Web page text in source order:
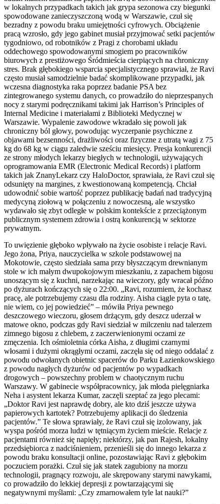
w lokalnych przypadkach takich jak grypa sezonowa czy biegunki
spowodowane zanieczyszczoną wodą w Warszawie, czuł się
bezradny z powodu braku umiejętności cyfrowych. Obciążenie
pracą wzrosło, gdy jego gabinet musiał przyjmować setki pacjentów
tygodniowo, od robotników z Pragi z chorobami układu
oddechowego spowodowanymi smogiem po pracowników
biurowych z prestiżowego Śródmieścia cierpiących na chroniczny
stres. Brak głębokiego wsparcia specjalistycznego sprawiał, że Ravi
często musiał samodzielnie badać skomplikowane przypadki, jak
wczesna diagnostyka raka poprzez badanie PSA bez
zintegrowanego systemu danych, co prowadziło do nieprzespanych
nocy z starymi podręcznikami takimi jak Harrison’s Principles of
Internal Medicine i materiałami z Biblioteki Medycznej w
Warszawie. Wypalenie zawodowe wkradało się powoli jak
chroniczny ból głowy, powodując wyczerpanie psychiczne z
objawami bezsenności, drażliwości oraz fizyczne z utratą wagi z 75
kg do 68 kg w ciągu zaledwie sześciu miesięcy. Presja konkurencji
ze strony młodych lekarzy biegłych w technologii, używających
oprogramowania EMR (Electronic Medical Records) i platform
takich jak ZnanyLekarz czy HaloDoctor, sprawiała, że Ravi czuł się
odsunięty na margines, z kwestionowaną kompetencją. Chciał
udowodnić sobie wartość poprzez publikację badań nad tradycyjną
medycyną ziołową w połączeniu z nowoczesną, ale wszystko
wydawało się zbyt odległe w polskim kontekście z przeciążonym
publicznym systemem zdrowia i ostrą konkurencją w sektorze
prywatnym.
To uwięzienie głęboko wpływało na życie osobiste i relacje Ravi.
Jego żona, Priya, nauczycielka w szkole podstawowej na
Mokotowie, często siedziała sama przy błyszczącym drewnianym
stole w ich małym dwupokojowym mieszkaniu, z zapachem bigosu
unoszącym się z kuchni, narzekając na wieczory, gdy wracał późno
po dyżurach kończących się o 22:00. „Ravi, rozumiem, że kochasz
pracę, ale potrzebujemy czasu dla rodziny. Aisha ciągle pyta o tatę,
nie wiem, co jej powiedzieć” – mówiła Priya pewnego
deszczowego wieczoru, głosem drżącym, gdy deszcz uderzał w
matowe okno, podczas gdy Ravi siedział w milczeniu nad talerzem
zimnego bigosu z chlebem, z zaczerwienionymi oczami ze
zmęczenia. Ich ośmioletnia córka Aisha, z długimi czarnymi
włosami i dużymi okrągłymi oczami, zaczęła się od niego oddalać z
powodu odwołanych obietnic spacerów do Parku Łazienkowskiego
z powodu nagłych dyżurów od pacjentów po wypadkach
drogowych – powszechny problem w chaotycznym ruchu
Warszawy. W gabinecie współpracownicy, jak młoda pielęgniarka
Neha i asystent lekarza Kumar, zaczęli szeptać za jego plecami:
„Doktor Ravi jest naprawdę dobry, ale kto dziś jeszcze używa
papierowych kartotek? Potrzebujemy aplikacji do śledzenia
pacjentów.” Te słowa sprawiały, że Ravi czuł się izolowany, jak
wyspa pośród morza ludzi w tętniącym życiem mieście. Relacje z
pacjentami również się napięły; niektórzy, jak pan Rajesh, lokalny
przedsiębiorca z nadciśnieniem, przenieśli się do innego lekarza z
powodu braku konsultacji online, pozostawiając Ravi z głębokim
poczuciem porażki. Czuł się jak statek zagubiony na morzu
technologii, pragnący rozwoju, ale skrępowany starymi nawykami,
co prowadziło do lekkiej depresji z powtarzającymi się
negatywnymi myślami: „Czy zmarnowałem tyle lat nauki?”